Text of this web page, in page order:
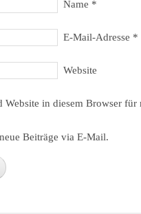
Name *
E-Mail-Adresse *
Website
Website in diesem Browser
Beiträge via E-Mail.